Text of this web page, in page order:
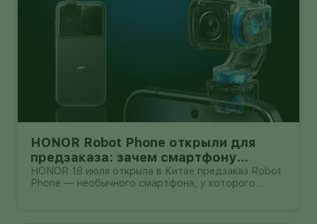
HONOR Robot Phone открыли для
предзаказа: зачем смартфону
камера на роботизированной руке
HONOR 18 июля открыла в Китае предзаказ Robot
Phone — необычного смартфона, у которого